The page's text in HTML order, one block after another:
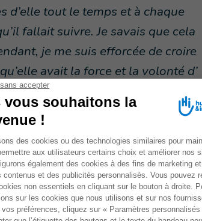
d’elle tout le temps et à chaque
fallait suivre. Je savais que cela
je me suis efforcée de croire
avait la force et la volonté d’
Pour moi, Rima n’est pas
et même plus que cela. Je suis
a pu essayer sa première prothèse de